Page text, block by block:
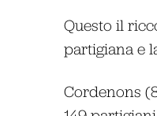
Questo il
partigiana e
Cordenons